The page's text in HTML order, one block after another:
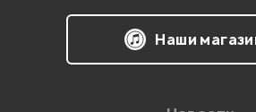
Наши